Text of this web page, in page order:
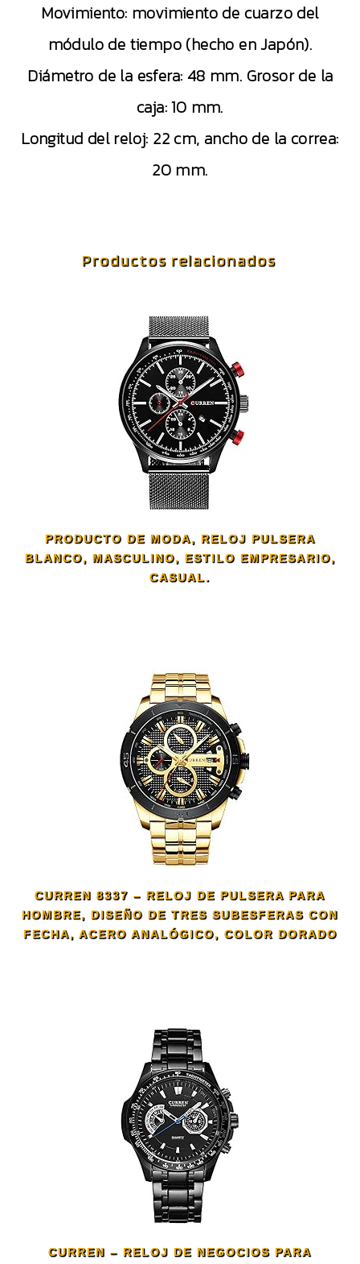
Movimiento: movimiento de cuarzo del
módulo de tiempo (hecho en Japón).
Diámetro de la esfera: 48 mm. Grosor de la
caja: 10 mm.
Longitud del reloj: 22 cm, ancho de la correa:
20 mm.
Productos relacionados
PRODUCTO DE MODA, RELOJ PULSERA
BLANCO, MASCULINO, ESTILO EMPRESARIO,
CASUAL.
CURREN 8337 – RELOJ DE PULSERA PARA
HOMBRE, DISEÑO DE TRES SUBESFERAS CON
FECHA, ACERO ANALÓGICO, COLOR DORADO
CURREN – RELOJ DE NEGOCIOS PARA